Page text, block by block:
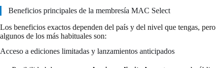
Beneficios principales de la membresía MAC Select
Los beneficios exactos dependen del país y del nivel que tengas, pero
algunos de los más habituales son:
Acceso a ediciones limitadas y lanzamientos anticipados